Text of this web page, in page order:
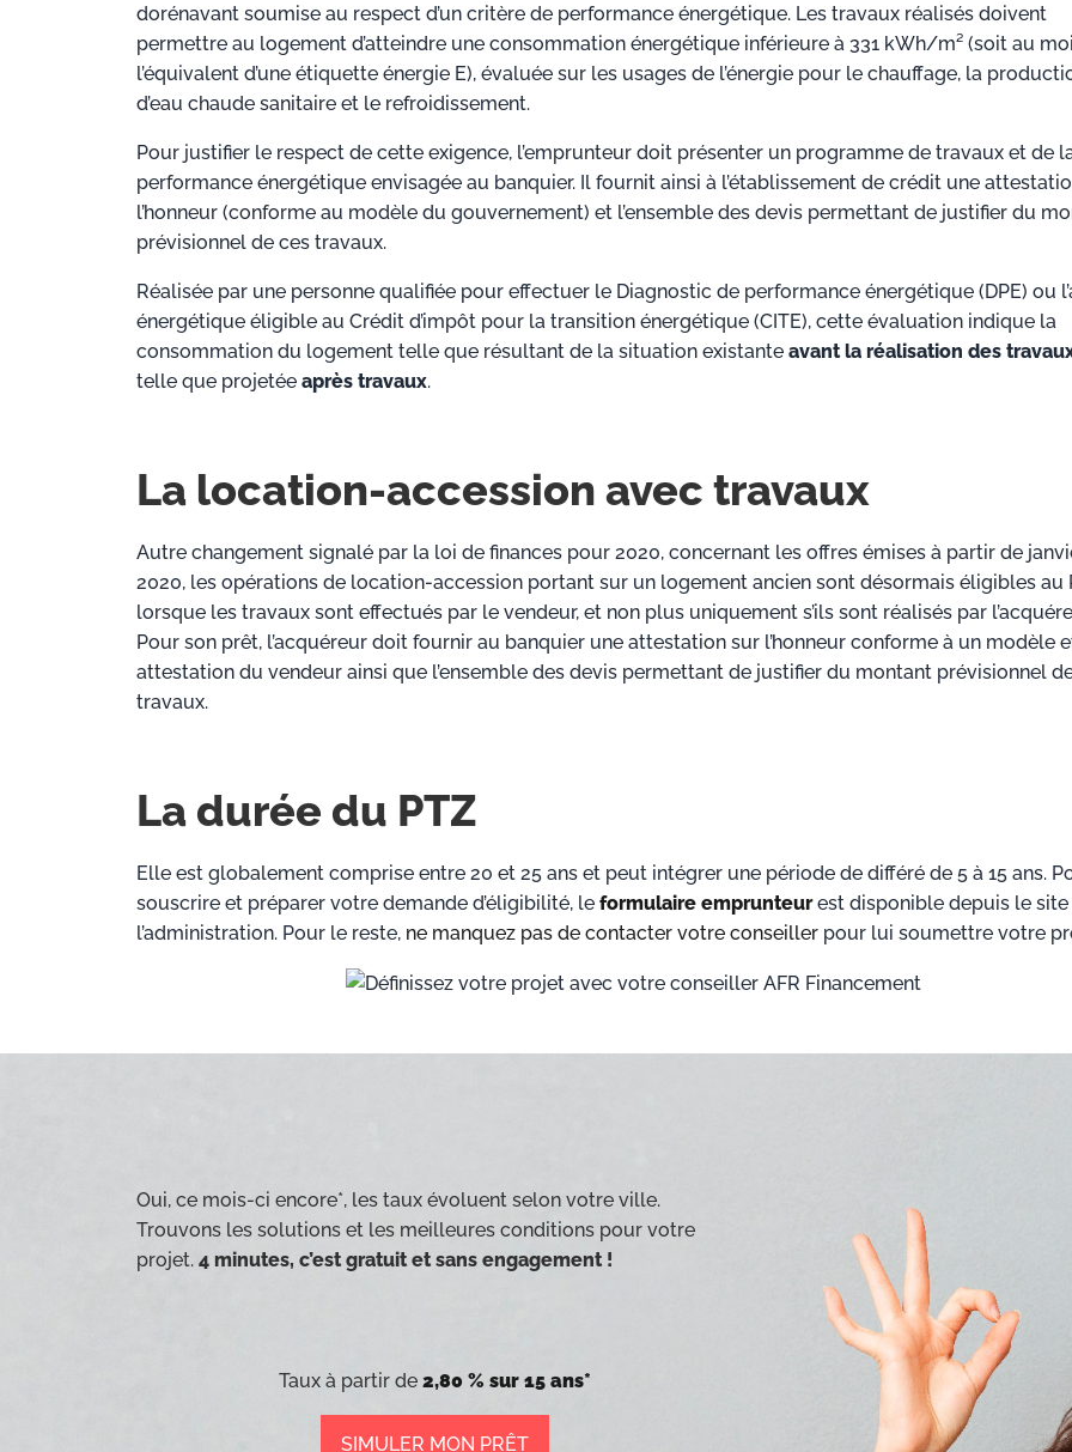
dorénavant soumise au respect d’un critère de performance énergétique. Les travaux réalisés doivent
permettre au logement d’atteindre une consommation énergétique inférieure à 331 kWh/m² (soit au
l’équivalent d’une étiquette énergie E), évaluée sur les usages de l’énergie pour le chauffage, la
d’eau chaude sanitaire et le refroidissement.
Pour justifier le respect de cette exigence, l’emprunteur doit présenter un programme de travaux et de
performance énergétique envisagée au banquier. Il fournit ainsi à l’établissement de crédit une
l’honneur (conforme au modèle du gouvernement) et l’ensemble des devis permettant de justifier du
prévisionnel de ces travaux.
Réalisée par une personne qualifiée pour effectuer le Diagnostic de performance énergétique (DPE) ou
énergétique éligible au Crédit d’impôt pour la transition énergétique (CITE), cette évaluation indique la
consommation du logement telle que résultant de la situation existante avant la réalisation des
telle que projetée après travaux.
La location-accession avec travaux
Autre changement signalé par la loi de finances pour 2020, concernant les offres émises à partir de
2020, les opérations de location-accession portant sur un logement ancien sont désormais éligibles au
lorsque les travaux sont effectués par le vendeur, et non plus uniquement s’ils sont réalisés par
Pour son prêt, l’acquéreur doit fournir au banquier une attestation sur l’honneur conforme à un modèle
attestation du vendeur ainsi que l’ensemble des devis permettant de justifier du montant prévisionnel
travaux.
La durée du PTZ
Elle est globalement comprise entre 20 et 25 ans et peut intégrer une période de différé de 5 à 15 ans.
souscrire et préparer votre demande d’éligibilité, le formulaire emprunteurest disponible depuis le site
l’administration. Pour le reste, ne manquez pas de contacter votre conseiller pour lui soumettre votre
Oui, ce mois-ci encore*, les taux évoluent selon votre ville.
Trouvons les solutions et les meilleures conditions pour votre
projet. 4 minutes, c’est gratuit et sans engagement !
Taux à partir de 2,80 % sur 15 ans*
SIMULER MON PRÊT